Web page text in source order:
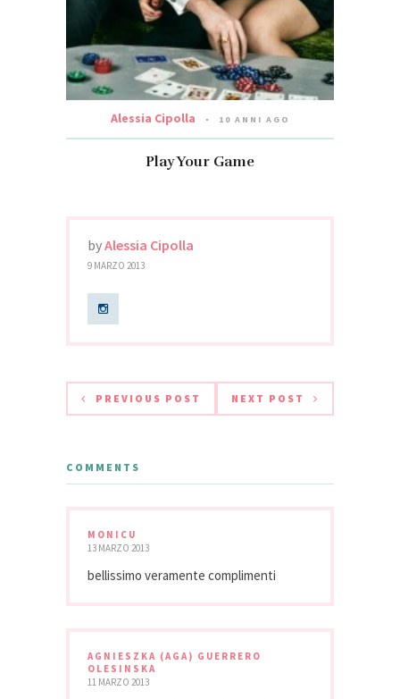
Alessia Cipolla 10 ANNI AGO
Play Your Game
byAlessia Cipolla
9 MARZO 2013
PREVIOUS POST NEXT POST
COMMENTS
MONICU
13 MARZO 2013
bellissimo veramente complimenti
AGNIESZKA (AGA) GUERRERO
OLESINSKA
11 MARZO 2013